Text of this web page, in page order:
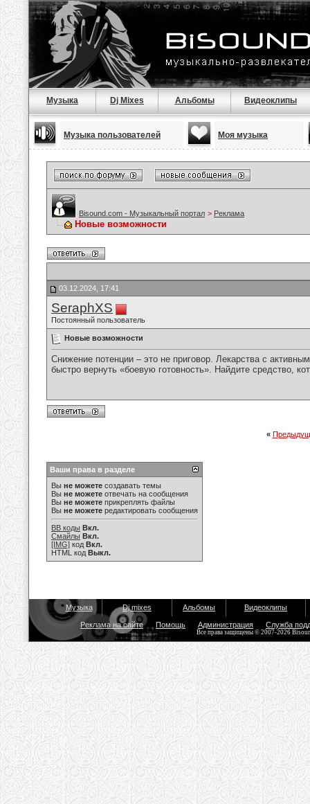
Музыка Dj Mixes Альбомы Видеоклипы
Музыка пользователей Моя музыка
Bisound.com - Музыкальный портал > Реклама
Новые возможности
03.12.2024, 17:41
SeraphXS
Постоянный пользователь
Новые возможности
Снижение потенции – это не приговор. Лекарства с
быстро вернуть «боевую готовность». Найдите средство,
«
Ваши права в разделе
Вы не можете создавать темы
Вы не можете отвечать на сообщения
Вы не можете прикреплять файлы
Вы не можете редактировать сообщения
BB коды Вкл.
Смайлы Вкл.
[IMG] код Вкл.
HTML код Выкл.
Музыка Dj mixes Альбомы Видеоклипы
Реклама на сайте Помощь Администрация Служба
Все права защищены © 2007-2026